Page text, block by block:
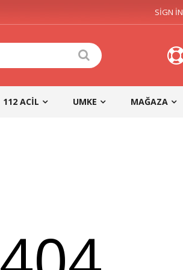
SIGN IN
112 ACIL UMKE MAĞAZA